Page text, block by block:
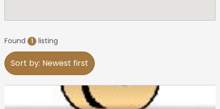
Found 1 listing
Sort by: Newest first